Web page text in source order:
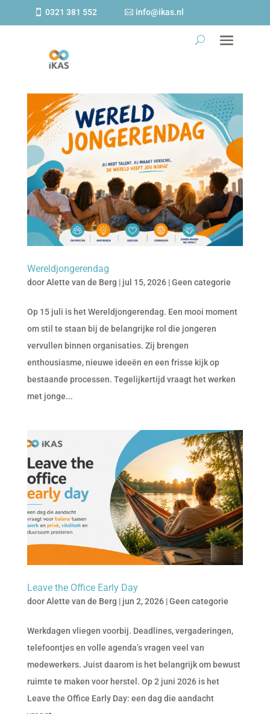
0321 381 552 info@ikas.nl
Wereldjongerendag
doorAlette van de Berg | jul 15, 2026|Geen categorie
Op 15 juli is het Wereldjongerendag. Een mooi moment
om stil te staan bij de belangrijke rol die jongeren
vervullen binnen organisaties. Zij brengen
enthousiasme, nieuwe ideeën en een frisse kijk op
bestaande processen. Tegelijkertijd vraagt het werken
met jonge...
Leave the Office Early Day
doorAlette van de Berg | jun 2, 2026|Geen categorie
Werkdagen vliegen voorbij. Deadlines, vergaderingen,
telefoontjes en volle agenda’s vragen veel van
medewerkers. Juist daarom is het belangrijk om bewust
ruimte te maken voor herstel. Op 2 juni 2026 is het
Leave the Office Early Day: een dag die aandacht